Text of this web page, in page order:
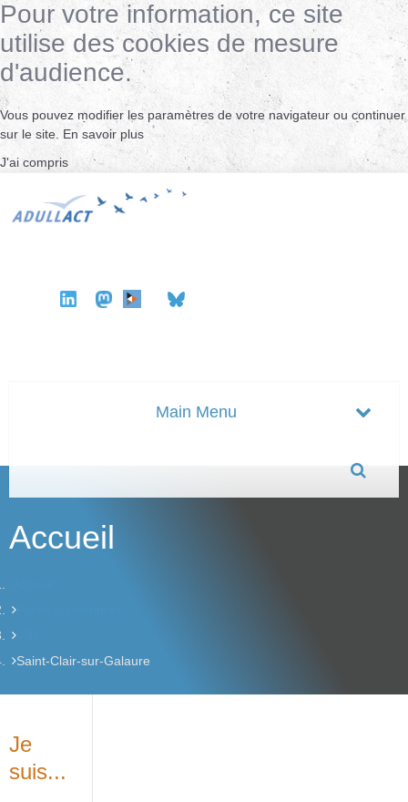
Pour votre information, ce site
utilise des cookies de mesure
d'audience.
Vous pouvez modifier les paramètres de votre navigateur ou continuer
sur le site. En savoir plus
J'ai compris
Accueil
Saint-Clair-sur-Galaure
Je
suis...